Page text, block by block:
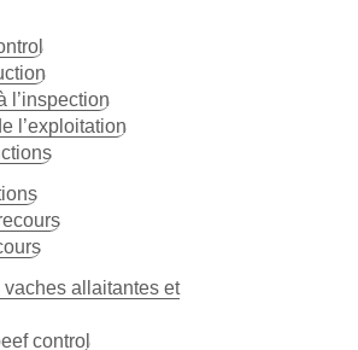
l’inspection
l’exploitation
allaitantes et
control